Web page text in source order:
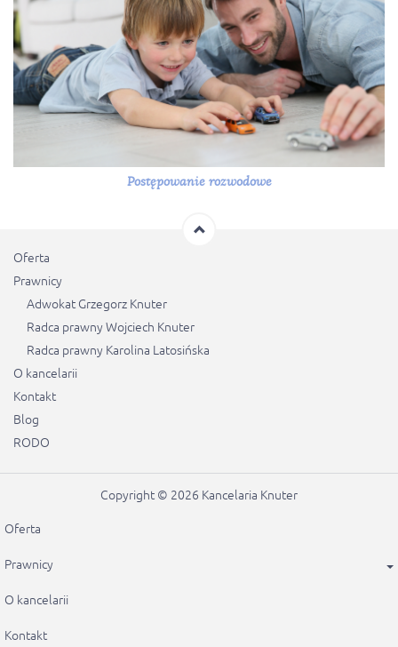
Postępowanie rozwodowe
Oferta
Prawnicy
Adwokat Grzegorz Knuter
Radca prawny Wojciech Knuter
Radca prawny Karolina Latosińska
O kancelarii
Kontakt
Blog
RODO
Copyright © 2026 Kancelaria Knuter
Oferta
Prawnicy
O kancelarii
Kontakt